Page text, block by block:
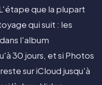
que la plupart
qui suit : les
l'album
30 jours, et si Photos
sur iCloud jusqu'à